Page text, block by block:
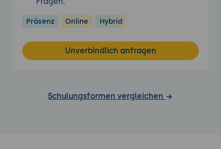
Präsenz Online Hybrid
Unverbindlich anfragen
Schulungsformen vergleichen